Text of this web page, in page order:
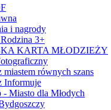
i nagrody
3+
KARTA MŁODZIEŻY
miastem równych szans
Informuje
- Miasto dla Młodych